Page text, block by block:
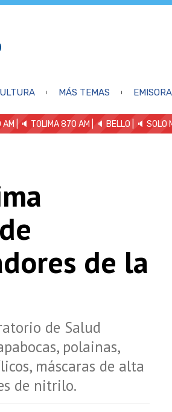
MÁS TEMAS
AM | 🔈 TOLIMA 870 AM | 🔈 BELLO 🔈 SOLO
de la
de Salud
polainas,
máscaras de alta
de nitrilo.